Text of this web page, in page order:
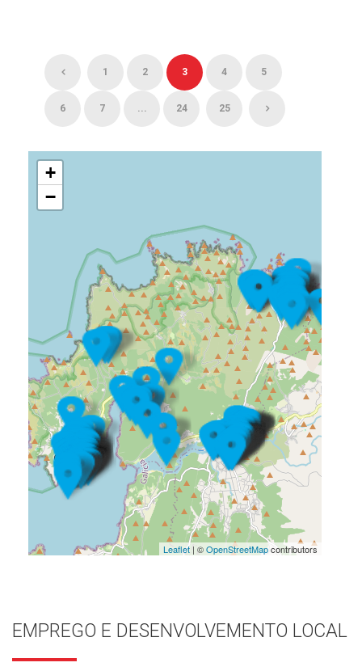
1 2 3 4 5
6 7 ... 24 25
+
−
Leaflet| ©OpenStreetMapcontributors
EMPREGO E DESENVOLVEMENTO LOCAL